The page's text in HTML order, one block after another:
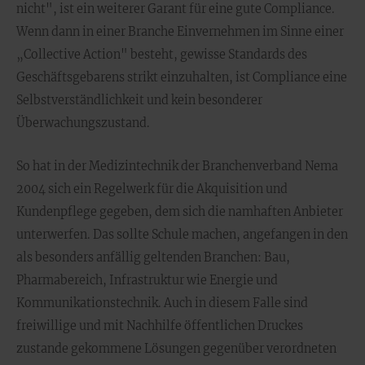
nicht", ist ein weiterer Garant für eine gute Compliance.
Wenn dann in einer Branche Einvernehmen im Sinne einer
„Collective Action" besteht, gewisse Standards des
Geschäftsgebarens strikt einzuhalten, ist Compliance eine
Selbstverständlichkeit und kein besonderer
Überwachungszustand.
So hat in der Medizintechnik der Branchenverband Nema
2004 sich ein Regelwerk für die Akquisition und
Kundenpflege gegeben, dem sich die namhaften Anbieter
unterwerfen. Das sollte Schule machen, angefangen in den
als besonders anfällig geltenden Branchen: Bau,
Pharmabereich, Infrastruktur wie Energie und
Kommunikationstechnik. Auch in diesem Falle sind
freiwillige und mit Nachhilfe öffentlichen Druckes
zustande gekommene Lösungen gegenüber verordneten